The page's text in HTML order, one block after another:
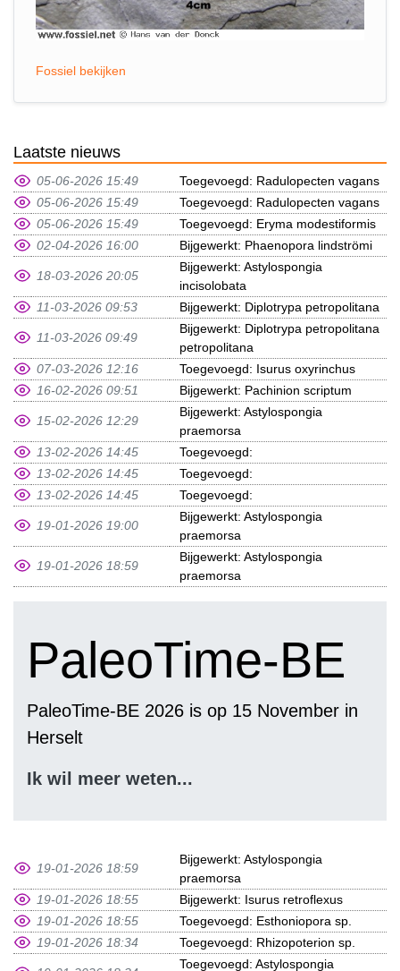
Fossiel bekijken
Laatste nieuws
05-06-2026 15:49
Toegevoegd: Radulopecten vagans
05-06-2026 15:49
Toegevoegd: Radulopecten vagans
05-06-2026 15:49
Toegevoegd: Eryma modestiformis
02-04-2026 16:00
Bijgewerkt: Phaenopora lindströmi
18-03-2026 20:05
Bijgewerkt: Astylospongia
incisolobata
11-03-2026 09:53
Bijgewerkt: Diplotrypa petropolitana
11-03-2026 09:49
Bijgewerkt: Diplotrypa petropolitana
petropolitana
07-03-2026 12:16
Toegevoegd: Isurus oxyrinchus
16-02-2026 09:51
Bijgewerkt: Pachinion scriptum
15-02-2026 12:29
Bijgewerkt: Astylospongia
praemorsa
13-02-2026 14:45
Toegevoegd:
13-02-2026 14:45
Toegevoegd:
13-02-2026 14:45
Toegevoegd:
19-01-2026 19:00
Bijgewerkt: Astylospongia
praemorsa
19-01-2026 18:59
Bijgewerkt: Astylospongia
praemorsa
PaleoTime-BE
PaleoTime-BE 2026 is op 15 November in
Herselt
Ik wil meer weten...
19-01-2026 18:59
Bijgewerkt: Astylospongia
praemorsa
19-01-2026 18:55
Bijgewerkt: Isurus retroflexus
19-01-2026 18:55
Toegevoegd: Esthoniopora sp.
19-01-2026 18:34
Toegevoegd: Rhizopoterion sp.
Toegevoegd: Astylospongia